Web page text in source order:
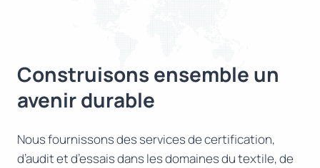
Construisons ensemble un
avenir durable
Nous fournissons des services de certification,
d’audit et d’essais dans les domaines du textile, de